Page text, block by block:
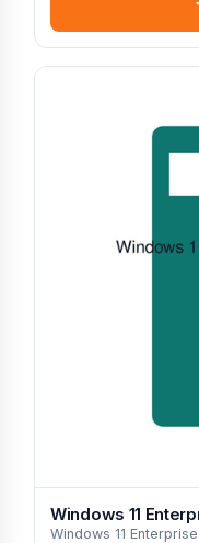
Windows 11
Windows 11